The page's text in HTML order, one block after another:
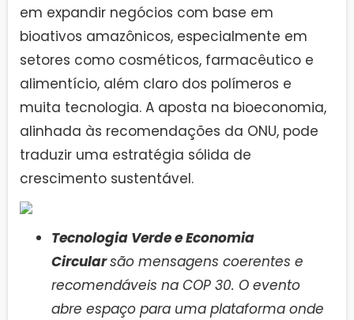
em expandir negócios com base em
bioativos amazônicos, especialmente em
setores como cosméticos, farmacêutico e
alimentício, além claro dos polímeros e
muita tecnologia. A aposta na bioeconomia,
alinhada às recomendações da ONU, pode
traduzir uma estratégia sólida de
crescimento sustentável.
Tecnologia Verde e Economia
Circularsão mensagens coerentes e
recomendáveis na COP 30. O evento
abre espaço para uma plataforma onde